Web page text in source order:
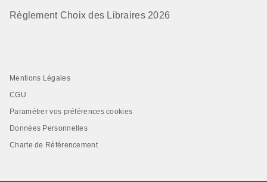
Règlement Choix des Libraires 2026
Mentions Légales
CGU
Paramétrer vos préférences cookies
Données Personnelles
Charte de Référencement